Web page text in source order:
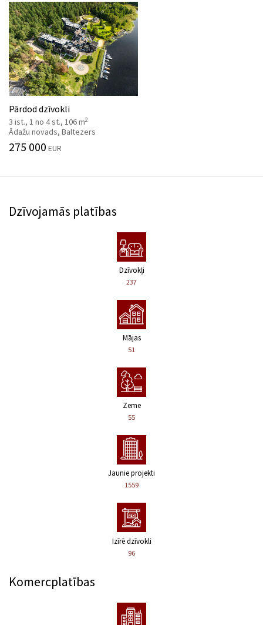
Pārdod dzīvokli
3 ist., 1 no 4 st., 106 m2
Ādažu novads, Baltezers
275 000 EUR
Dzīvojamās platības
Dzīvokļi
237
Mājas
51
Zeme
55
Jaunie projekti
1559
Izīrē dzīvokli
96
Komercplatības